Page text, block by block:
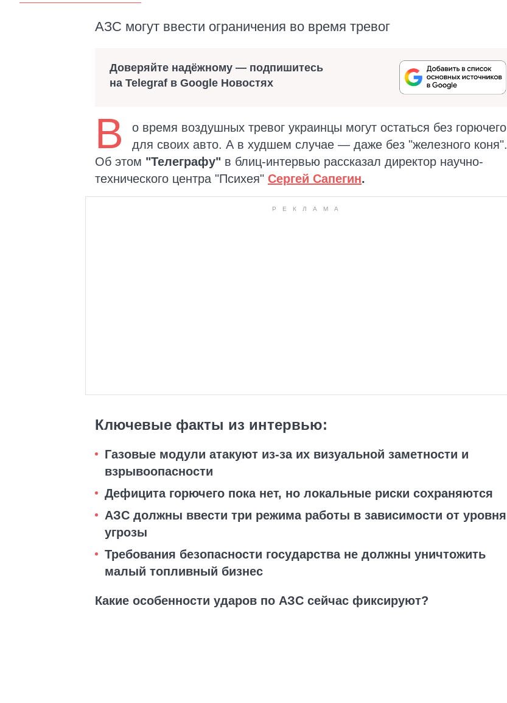
АЗС могут ввести ограничения во время тревог
Доверяйте надёжному — подпишитесь
на Telegraf в Google Новостях
В
о время воздушных тревог украинцы могут остаться без горючего
для своих авто. А в худшем случае — даже без "железного коня".
Об этом "Телеграфу" в блиц-интервью рассказал директор научно-
технического центра "Психея" Сергей Сапегин.
Ключевые факты из интервью:
Газовые модули атакуют из-за их визуальной заметности и
взрывоопасности
Дефицита горючего пока нет, но локальные риски сохраняются
АЗС должны ввести три режима работы в зависимости от уровня
угрозы
Требования безопасности государства не должны уничтожить
малый топливный бизнес
Какие особенности ударов по АЗС сейчас фиксируют?